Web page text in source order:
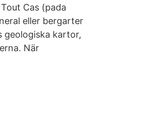
Cas (pada
eller bergarter
geologiska kartor,
När